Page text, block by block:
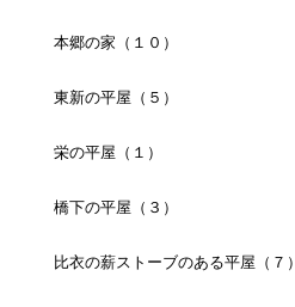
本郷の家（１０）
東新の平屋（５）
栄の平屋（１）
橋下の平屋（３）
比衣の薪ストーブのある平屋（７）